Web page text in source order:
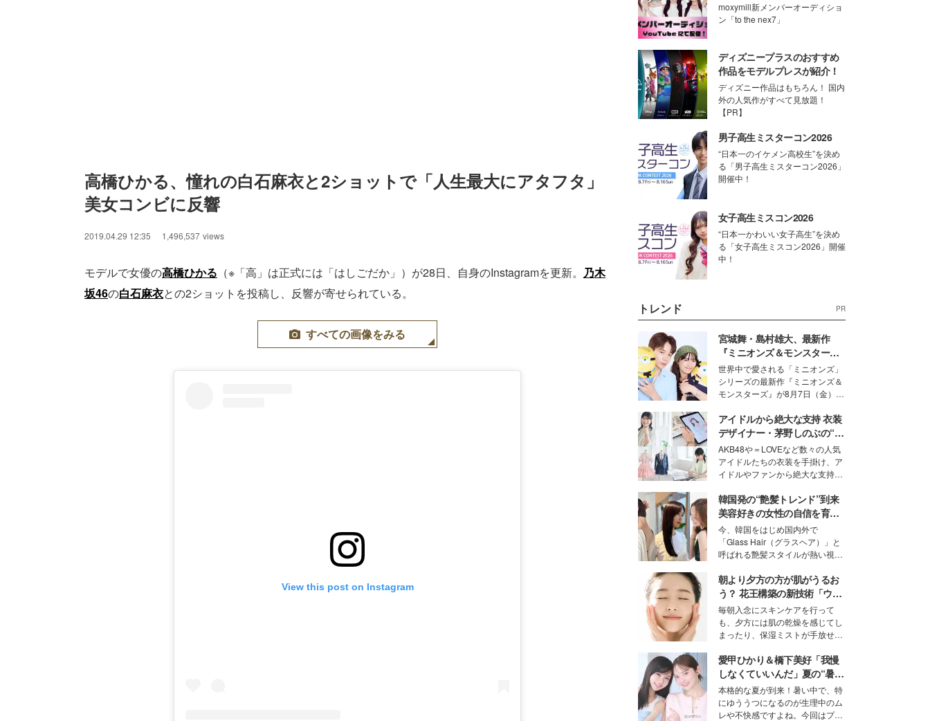
高橋ひかる、憧れの白石麻衣と2ショットで「人生最大にアタフタ」
美女コンビに反響
2019.04.29 12:35 1,496,537 views
モデルで女優の高橋ひかる （※「高」は正式には「はしごだか」）が28日、自身のInstagramを更新。 乃木
坂46の白石麻衣との2ショットを投稿し、反響が寄せられている。
すべての画像をみる
View this post on Instagram
moxymill新メンバーオーディショ
ン「to the nex7」
ディズニープラスのおすすめ
作品をモデルプレスが紹介！
ディズニー作品はもちろん！ 国内
外の人気作がすべて見放題！
【PR】
男子高生ミスターコン2026
“日本一のイケメン高校生”を決め
る「男子高生ミスターコン2026」
開催中！
女子高生ミスコン2026
“日本一かわいい女子高生”を決め
る「女子高生ミスコン2026」開催
中！
トレンド PR
宮城舞・島村雄大、最新作
『ミニオンズ＆モンスター
ズ』の魅力熱弁 ハチャメチャ
だけじゃない“友情と絆”に感
動
世界中で愛される「ミニオンズ」
シリーズの最新作『ミニオンズ＆
モンスターズ』が8月7日（金）に
ニオン好き”という共通点を持つモ
デルの宮城舞と島村雄大の特別対
談をお届け！それぞれの視点か
ら、今作ならではの魅力や予想外
の感動をもたらす奥深いストーリ
ーについて熱く語り合ってもらっ
た。
アイドルから絶大な支持 衣装
デザイナー・茅野しのぶの“可
愛い”を作る美学＜「シチズン
クロスシー」インタビュー＞
AKB48や＝LOVEなど数々の人気
アイドルたちの衣装を手掛け、ア
イドルやファンから絶大な支持を
取締役兼クリエイティブディレク
ター・茅野しのぶ。一人ひとりの
個性に寄り添い、魅力を引き出す
衣装作りは、多くの女性たちに勇
気と自信を与え続けている。
韓国発の“艶髪トレンド”到来
美容好きの女性の自信を育む
「ヘアケア事情」って？
今、韓国をはじめ国内外で
「Glass Hair（グラスヘア）」と
呼ばれる艶髪スタイルが熱い視線
ションの完成度を高めるベースと
して、“髪そのものの美しさ”に改
めて注目する人が増えている様
子。今回は、そんな憧れの艶やか
な髪を日常で叶える、美容好きの
女性たちのヘアケア事情を紹介し
ます。
朝より夕方の方が肌がうるお
う？ 花王構築の新技術「ウォ
ーターキャプチャリングスキ
ン（捕水肌）」がスキンケア
の常識を変える予感
毎朝入念にスキンケアを行って
も、夕方には肌の乾燥を感じてし
まったり、保湿ミストが手放せな
な美容の常識を大きく変える可能
性を秘めた、革新的な「Water
Capturing Skin（ウォーターキャ
プチャリングスキン：捕水肌）」
技術を、花王が構築した。
愛甲ひかり＆橋下美好「我慢
しなくていいんだ」夏の“暑さ
対策”の新しい選択肢とは？
本格的な夏が到来！暑い中で、特
にゆううつになるのが生理中のム
レや不快感ですよね。今回はプラ